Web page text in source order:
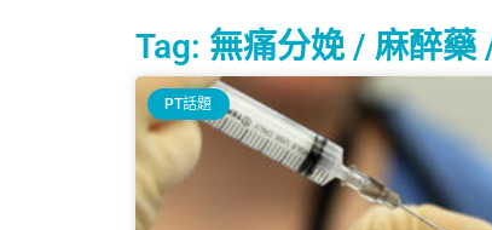
Tag: 無痛分娩 / 麻醉藥
PT話題